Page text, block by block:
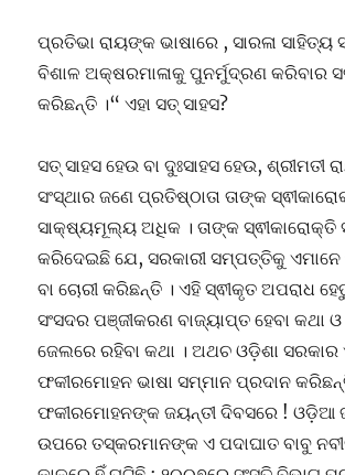
ପ୍ରତିଭା ରାୟଙ୍କ ଭାଷାରେ , ସାରଳା ସାହିତ୍ୟ
ବିଶାଳ ଅକ୍ଷରମାଳାକୁ ପୁନର୍ମୁଦ୍ରଣ କରିବାର
କରିଛନ୍ତି ।“ ଏହା ସତ୍ ସାହସ?
ସତ୍ ସାହସ ହେଉ ବା ଦୁଃସାହସ ହେଉ, ଶ୍ରୀମତୀ
ସଂସ୍ଥାର ଜଣେ ପ୍ରତିଷ୍ଠାତା ତାଙ୍କ
ସାକ୍ଷ୍ୟମୂଲ୍ୟ ଅଧିକ । ତାଙ୍କ ସ୍ଵୀକାରୋକ୍ତି
କରିଦେଇଛି ଯେ, ସରକାରୀ ସମ୍ପତ୍ତିକୁ
ବା ଚୋରୀ କରିଛନ୍ତି । ଏହି ସ୍ଵୀକୃତ ଅପରାଧ
ସଂସଦର ପଞ୍ଜୀକରଣ ବାଜ୍ୟାପ୍ତ ହେବା କଥା
ଜେଲରେ ରହିବା କଥା । ଅଥଚ ଓଡ଼ିଶା ସରକାର
ଫକୀରମୋହନ ଭାଷା ସମ୍ମାନ ପ୍ରଦାନ
ଫକୀରମୋହନଙ୍କ ଜୟନ୍ତୀ ଦିବସରେ ! ଓଡ଼ିଆ
ଉପରେ ତସ୍କରମାନଙ୍କ ଏ ପଦାଘାତ ବାବୁ